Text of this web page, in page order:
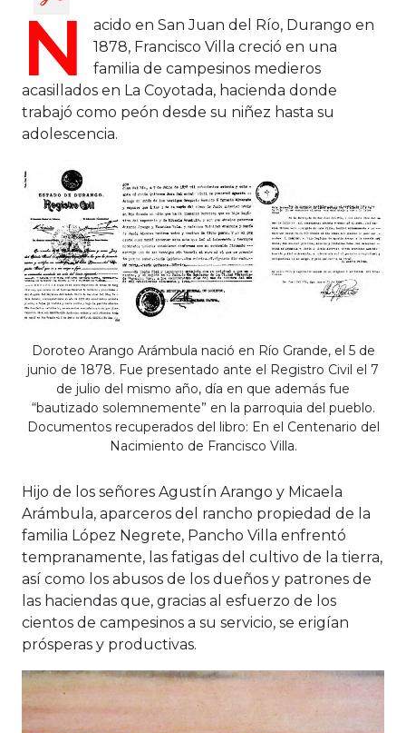
N
acido en San Juan del Río, Durango en
1878, Francisco Villa creció en una
familia de campesinos medieros
acasillados en La Coyotada, hacienda donde
trabajó como peón desde su niñez hasta su
adolescencia.
Doroteo Arango Arámbula nació en Río Grande, el 5 de
junio de 1878. Fue presentado ante el Registro Civil el 7
de julio del mismo año, día en que además fue
“bautizado solemnemente” en la parroquia del pueblo.
Documentos recuperados del libro: En el Centenario del
Nacimiento de Francisco Villa.
Hijo de los señores Agustín Arango y Micaela
Arámbula, aparceros del rancho propiedad de la
familia López Negrete, Pancho Villa enfrentó
tempranamente, las fatigas del cultivo de la tierra,
así como los abusos de los dueños y patrones de
las haciendas que, gracias al esfuerzo de los
cientos de campesinos a su servicio, se erigían
prósperas y productivas.